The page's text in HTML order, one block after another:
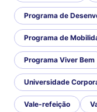
Programa de
Programa de
Programa Viver Bem
Universidade
Vale-refeição